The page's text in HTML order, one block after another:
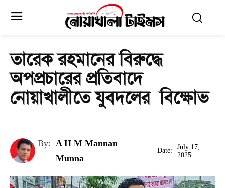
তারেক রহমানের বিরুদ্ধে
অপপ্রচারের প্রতিবাদে
নোয়াখালীতে যুবদলের বিক্ষোভ
By: A H M Mannan
Munna
Date:
July 17,
2025